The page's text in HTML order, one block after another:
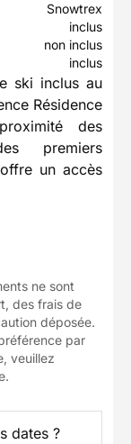
Snowtrex
inclus
non inclus
inclus
ski inclus au
Résidence
des
premiers
un accès
ne sont
des frais de
déposée.
par
veuillez
dates ?